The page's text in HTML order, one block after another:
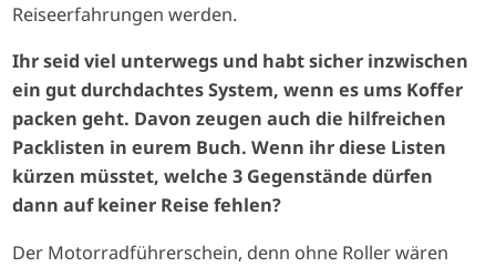
Reiseerfahrungen werden.
Ihr seid viel unterwegs und habt sicher inzwischen
ein gut durchdachtes System, wenn es ums Koffer
packen geht. Davon zeugen auch die hilfreichen
Packlisten in eurem Buch. Wenn ihr diese Listen
kürzen müsstet, welche 3 Gegenstände dürfen
dann auf keiner Reise fehlen?
Der Motorradführerschein, denn ohne Roller wären